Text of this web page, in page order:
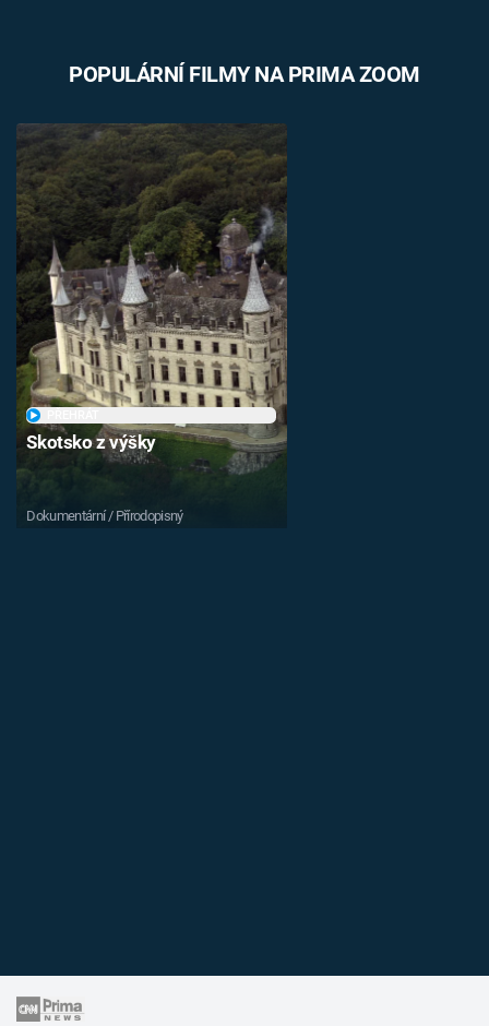
POPULÁRNÍ FILMY NA PRIMA ZOOM
Skotsko z výšky
Dokumentární / Přírodopisný